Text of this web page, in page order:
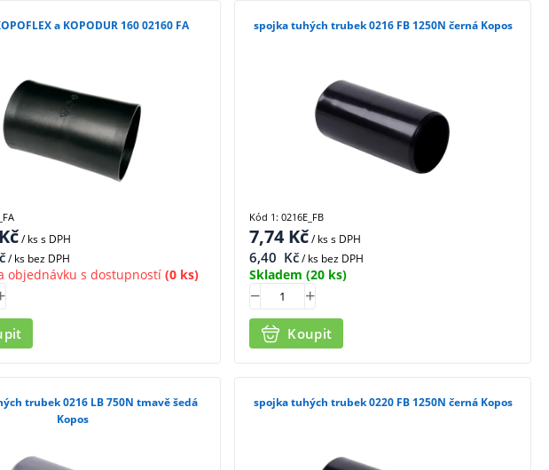
a KOPODUR 160 02160 FA
/ kss DPH
/ ks bez DPH
objednávku s dostupností(0 ks)
spojka tuhých trubek 0216 FB 1250N černá Kopos
7,74Kč/ kss DPH
6,40 Kč/ ks bez DPH
Skladem (20 ks)
Koupit
Kód 1: 0216E_FB
trubek 0216 LB 750N tmavě šedá
Kopos
spojka tuhých trubek 0220 FB 1250N černá Kopos